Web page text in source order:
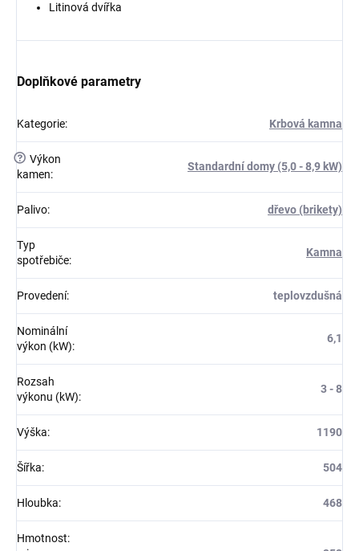
Litinová dvířka
Doplňkové parametry
Kategorie: Krbová kamna
? Výkon
kamen:
Standardní domy (5,0 - 8,9 kW)
Palivo: dřevo (brikety)
Typ
spotřebiče:
Kamna
Provedení: teplovzdušná
Nominální
výkon (kW):
6,1
Rozsah
výkonu (kW):
3 - 8
Výška: 1190
Šířka: 504
Hloubka: 468
Hmotnost: